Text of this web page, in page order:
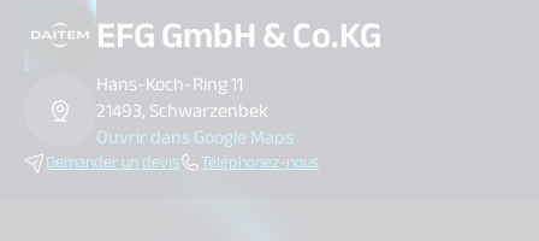
EFG GmbH & Co.KG
Hans-Koch-Ring 11
21493, Schwarzenbek
Ouvrir dans Google Maps
Demander un devis Téléphonez-nous